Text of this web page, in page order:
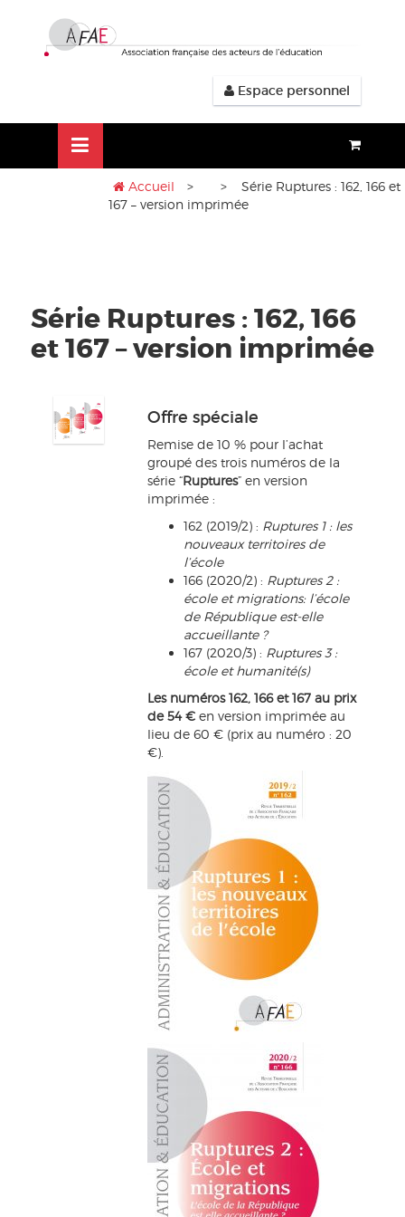
contenu
Espace personnel
Accueil >
> Série Ruptures : 162, 166 et
167 – version imprimée
Série Ruptures : 162, 166
et 167 – version imprimée
Offre spéciale
Remise de 10 % pour l’achat
groupé des trois numéros de la
série “Ruptures” en version
imprimée :
162 (2019/2) : Ruptures 1 : les
nouveaux territoires de
l’école
166 (2020/2) : Ruptures 2 :
école et migrations: l’école
de République est-elle
accueillante ?
167 (2020/3) : Ruptures 3 :
école et humanité(s)
Les numéros 162, 166 et 167 au prix
de 54 € en version imprimée au
lieu de 60 € (prix au numéro : 20
€).